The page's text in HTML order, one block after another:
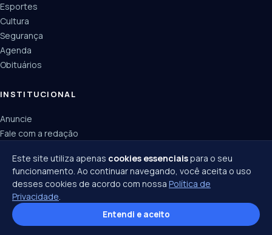
Esportes
Cultura
Segurança
Agenda
Obituários
INSTITUCIONAL
Anuncie
Fale com a redação
© 2026 Joinville Notícias · Todos os direitos reservados · Política de privacidade
Termos de uso
Este site utiliza apenas cookies essenciaispara o seu
funcionamento. Ao continuar navegando, você aceita o uso
desses cookies de acordo com nossa Política de
Privacidade.
Entendi e aceito